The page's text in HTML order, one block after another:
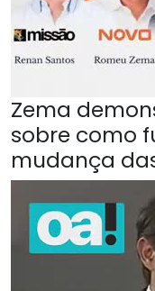
Zema
sobre como
mudança